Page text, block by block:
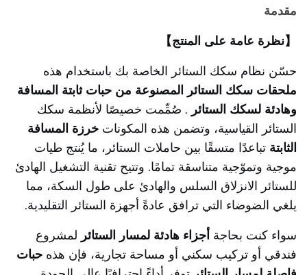
مقدمة
【نظرة عامة على المنتج】
حسّن نظام سكك الستائر الخاصة بك باستخدام هذه
ملحقات سكك الستائر المصنوعة من حبات ثابتة المسافة
وهادئة لسكك الستائر . صُمِّمت خصيصًا لأنظمة سكك
الستائر القياسية، وتضمن هذه المكونات خرزة المسافة
الثابتة تباعدًا متسقًا بين حاملات الستائر، ما يُنتج طيات
موجية وتموّجية متناسقة تمامًا. وتتيح تقنية التشغيل الهادئ
للستائر الانزلاق السلس والهادئ على طول السكة، مما
يلغي الضوضاء التي ترافق عادةً أجهزة الستائر التقليدية.
سواء كنت بحاجة أجزاء هادئة لمسار الستائر لمشروع
فندقي أو تركيب سكني أو مساحة تجارية، فإن هذه حبات